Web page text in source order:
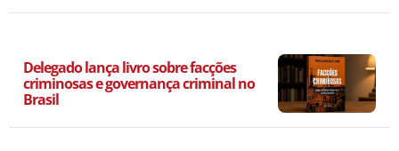
Delegado lança livro sobre facções
criminosas e governança criminal no
Brasil